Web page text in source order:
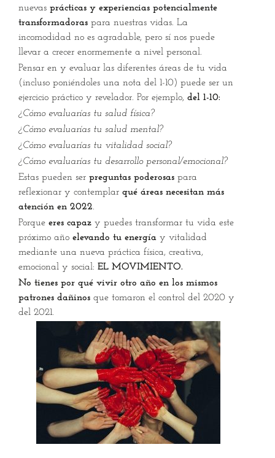
nuevas prácticas y experiencias potencialmente
transformadoras para nuestras vidas. La
incomodidad no es agradable, pero sí nos puede
llevar a crecer enormemente a nivel personal.
Pensar en y evaluar las diferentes áreas de tu vida
(incluso poniéndoles una nota del 1-10) puede ser un
ejercicio práctico y revelador. Por ejemplo, del 1-10:
¿Cómo evaluarías tu salud física?
¿Cómo evaluarías tu salud mental?
¿Cómo evaluarías tu vitalidad social?
¿Cómo evaluarías tu desarrollo personal/emocional?
Estas pueden ser preguntas poderosas para
reflexionar y contemplar qué áreas necesitan más
atención en 2022.
Porque eres capaz y puedes transformar tu vida este
próximo año elevando tu energía y vitalidad
mediante una nueva práctica física, creativa,
emocional y social: EL MOVIMIENTO.
No tienes por qué vivir otro año en los mismos
patrones dañinos que tomaron el control del 2020 y
del 2021.